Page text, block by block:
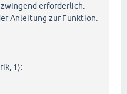
erforderlich.
Anleitung zur Funktion.
1):